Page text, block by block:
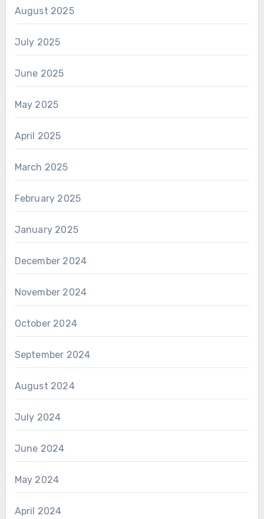
August 2025
July 2025
June 2025
May 2025
April 2025
March 2025
February 2025
January 2025
December 2024
November 2024
October 2024
September 2024
August 2024
July 2024
June 2024
May 2024
April 2024